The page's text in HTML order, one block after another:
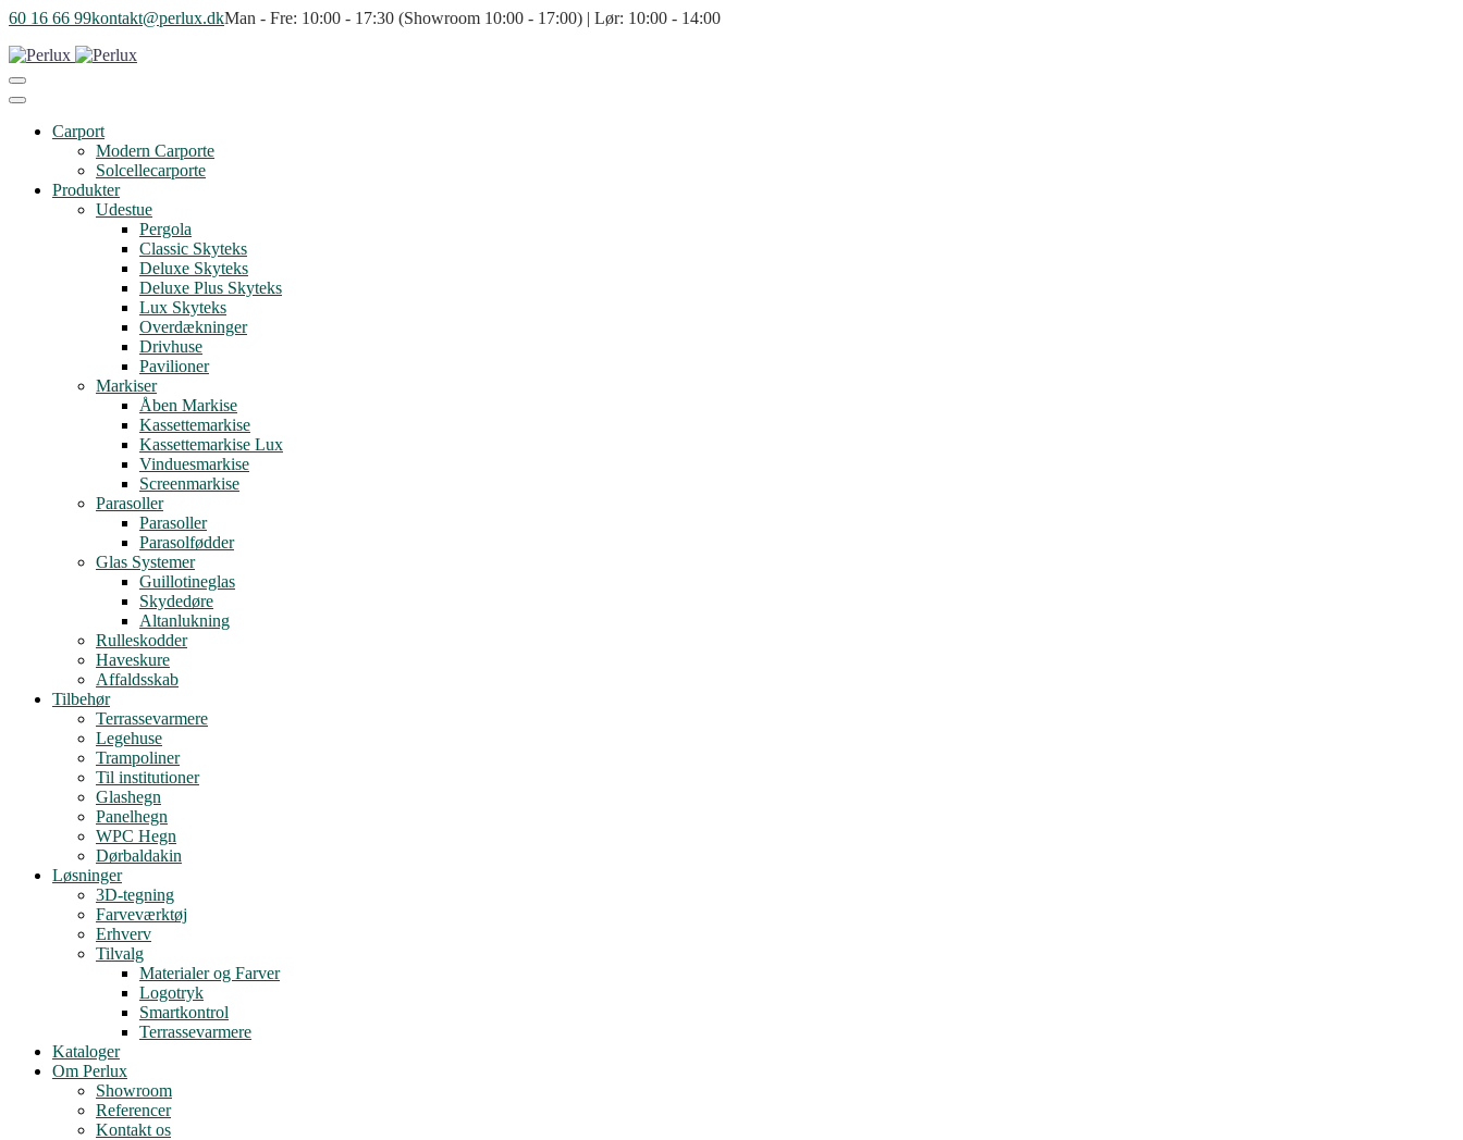
60 16 66 99kontakt@perlux.dkMan - Fre: 10:00 - 17:30 (Showroom 10:00 - 17:00) | Lør: 10:00 - 14:00
Carport
Modern Carporte
Solcellecarporte
Produkter
Udestue
Pergola
Classic Skyteks
Deluxe Skyteks
Deluxe Plus Skyteks
Lux Skyteks
Overdækninger
Drivhuse
Pavilioner
Markiser
Åben Markise
Kassettemarkise
Kassettemarkise Lux
Vinduesmarkise
Screenmarkise
Parasoller
Parasoller
Parasolfødder
Glas Systemer
Guillotineglas
Skydedøre
Altanlukning
Rulleskodder
Haveskure
Affaldsskab
Tilbehør
Terrassevarmere
Legehuse
Trampoliner
Til institutioner
Glashegn
Panelhegn
WPC Hegn
Dørbaldakin
Løsninger
3D-tegning
Farveværktøj
Erhverv
Tilvalg
Materialer og Farver
Logotryk
Smartkontrol
Terrassevarmere
Kataloger
Om Perlux
Showroom
Referencer
Kontakt os